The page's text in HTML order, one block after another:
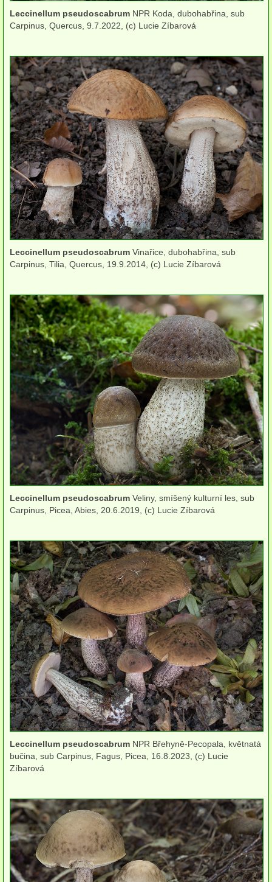
bílá hniloba
hnědá hniloba
jednoleté
víceleté
kloboukaté
polorozlité
rozlité
na jehličnanech
na listnáčích
na zemi
Kuřátka
Ježaté
Hřibovité
Cyfeloidní
Lupenaté s postranním třeněm
Lupenaté s centrálním třeněm
lignikolní
mykorhizni
terestrické saprotrofní
fungikolní
lichenizované
muscikolní
herbikolní-dvouděložné
herbikolní-jednoděložné
herbikolní-kapraďorosty
koprofilní
Břichatky
Podzemky
Ostatní
Houby lužních lesů
Houby doubrav
Houby dubohabřin
Houby bučin
Leccinellum pseudoscabrum NPR Koda, dubohabřina, sub
Carpinus, Quercus, 9.7.2022, (c) Lucie Zíbarová
Leccinellum pseudoscabrum Vinařice, dubohabřina, sub
Carpinus, Tilia, Quercus, 19.9.2014, (c) Lucie Zíbarová
Leccinellum pseudoscabrum Veliny, smíšený kulturní les, sub
Carpinus, Picea, Abies, 20.6.2019, (c) Lucie Zíbarová
Leccinellum pseudoscabrum NPR Břehyně-Pecopala, květnatá
bučina, sub Carpinus, Fagus, Picea, 16.8.2023, (c) Lucie
Zíbarová